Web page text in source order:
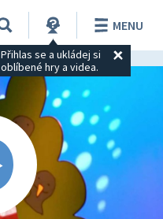
Přihlas se a ukládej si
oblíbené hry a videa.
MENU